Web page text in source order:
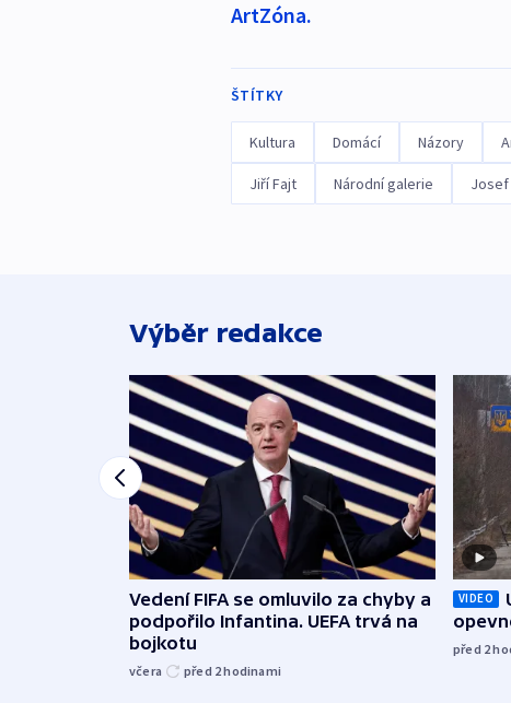
ArtZóna.
ŠTÍTKY
Kultura Domácí Názory
Jiří Fajt Národní galerie Josef
Výběr redakce
Vedení FIFA se omluvilo za chyby a
podpořilo Infantina. UEFA trvá na
bojkotu
včera před 2hodinami
VIDEO
před 2